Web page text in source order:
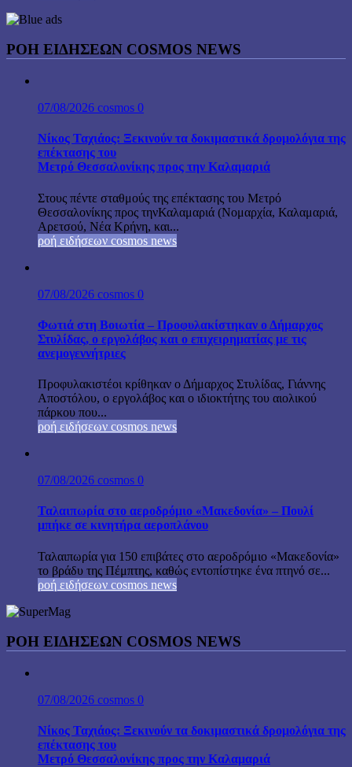
ΡΟΗ ΕΙΔΗΣΕΩΝ COSMOS NEWS
07/08/2026 cosmos 0
Νίκος Ταχιάος: Ξεκινούν τα δοκιμαστικά δρομολόγια της
επέκτασης του
Μετρό Θεσσαλονίκης προς την Καλαμαριά
Στους πέντε σταθμούς της επέκτασης του Μετρό
Θεσσαλονίκης προς τηνΚαλαμαριά (Νομαρχία, Καλαμαριά,
Αρετσού, Νέα Κρήνη, και...
ροή ειδήσεων cosmos news
07/08/2026 cosmos 0
Φωτιά στη Βοιωτία – Προφυλακίστηκαν ο Δήμαρχος
Στυλίδας, ο εργολάβος και ο επιχειρηματίας με τις
ανεμογεννήτριες
Προφυλακιστέοι κρίθηκαν ο Δήμαρχος Στυλίδας, Γιάννης
Αποστόλου, ο εργολάβος και ο ιδιοκτήτης του αιολικού
πάρκου που...
ροή ειδήσεων cosmos news
07/08/2026 cosmos 0
Ταλαιπωρία στο αεροδρόμιο «Μακεδονία» – Πουλί
μπήκε σε κινητήρα αεροπλάνου
Ταλαιπωρία για 150 επιβάτες στο αεροδρόμιο «Μακεδονία»
το βράδυ της Πέμπτης, καθώς εντοπίστηκε ένα πτηνό σε...
ροή ειδήσεων cosmos news
ΡΟΉ ΕΙΔΉΣΕΩΝ COSMOS NEWS
07/08/2026 cosmos 0
Νίκος Ταχιάος: Ξεκινούν τα δοκιμαστικά δρομολόγια της
επέκτασης του
Μετρό Θεσσαλονίκης προς την Καλαμαριά